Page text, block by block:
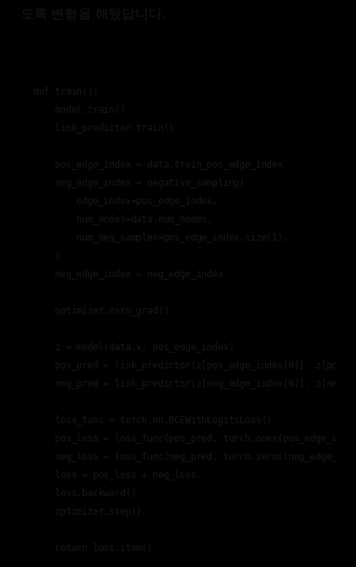
도록 변형을 해뒀답니다.
def train():
    model.train()
    link_predictor.train()
    pos_edge_index = data.train_pos_edge_index
    neg_edge_index = negative_sampling(
        edge_index=pos_edge_index,
        num_nodes=data.num_nodes,
        num_neg_samples=pos_edge_index.size(1),
    neg_edge_index = neg_edge_index
    optimizer.zero_grad()
    z = model(data.x, pos_edge_index)
pos_pred = link_predictor(z[pos_edge_index[0]],
neg_pred = link_predictor(z[neg_edge_index[0]],
    loss_func = torch.nn.BCEWithLogitsLoss()
pos_loss = loss_func(pos_pred,
neg_loss = loss_func(neg_pred,
    loss = pos_loss + neg_loss
    loss.backward()
    optimizer.step()
    return loss.item()